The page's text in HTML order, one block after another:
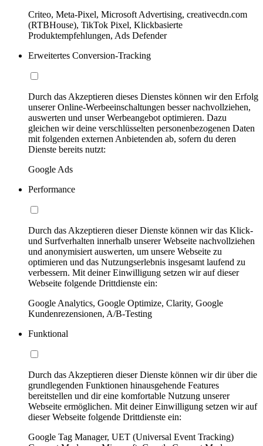
Criteo, Meta-Pixel, Microsoft Advertising, creativecdn.com
(RTBHouse), TikTok Pixel, Klickbasierte
Produktempfehlungen, Ads Defender
Erweitertes Conversion-Tracking
Durch das Akzeptieren dieses Dienstes können wir den Erfolg
unserer Online-Werbeeinschaltungen besser nachvollziehen,
auswerten und unser Werbeangebot optimieren. Dazu
gleichen wir deine verschlüsselten personenbezogenen Daten
mit folgenden externen Anbietenden ab, sofern du deren
Dienste bereits nutzt:
Google Ads
Performance
Durch das Akzeptieren dieser Dienste können wir das Klick-
und Surfverhalten innerhalb unserer Webseite nachvollziehen
und anonymisiert auswerten, um unsere Webseite zu
optimieren und das Nutzungserlebnis insgesamt laufend zu
verbessern. Mit deiner Einwilligung setzen wir auf dieser
Webseite folgende Drittdienste ein:
Google Analytics, Google Optimize, Clarity, Google
Kundenrezensionen, A/B-Testing
Funktional
Durch das Akzeptieren dieser Dienste können wir dir über die
grundlegenden Funktionen hinausgehende Features
bereitstellen und dir eine komfortable Nutzung unserer
Webseite ermöglichen. Mit deiner Einwilligung setzen wir auf
dieser Webseite folgende Drittdienste ein:
Google Tag Manager, UET (Universal Event Tracking)